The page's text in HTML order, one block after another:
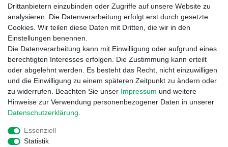
Informationen
Zahlung und Versand
Garantieerklärung
Info Reklamationen
Batteriegesetz
Vertrag widerrufen
Drittanbietern einzubinden oder Zugriffe auf unsere Website zu
analysieren. Die Datenverarbeitung erfolgt erst durch gesetzte
Cookies. Wir teilen diese Daten mit Dritten, die wir in den
Einstellungen benennen.
Die Datenverarbeitung kann mit Einwilligung oder aufgrund eines
berechtigten Interesses erfolgen. Die Zustimmung kann erteilt
oder abgelehnt werden. Es besteht das Recht, nicht einzuwilligen
und die Einwilligung zu einem späteren Zeitpunkt zu ändern oder
zu widerrufen. Beachten Sie unser Impressum und weitere
Hinweise zur Verwendung personenbezogener Daten in unserer
Daten­schutz­erklärung
Essenziell
Statistik